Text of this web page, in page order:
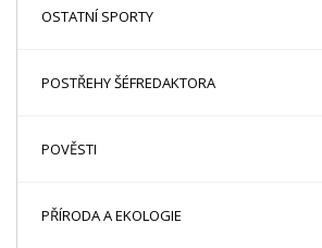
OSTATNÍ SPORTY
POSTŘEHY ŠÉFREDAKTORA
POVĚSTI
PŘÍRODA A EKOLOGIE